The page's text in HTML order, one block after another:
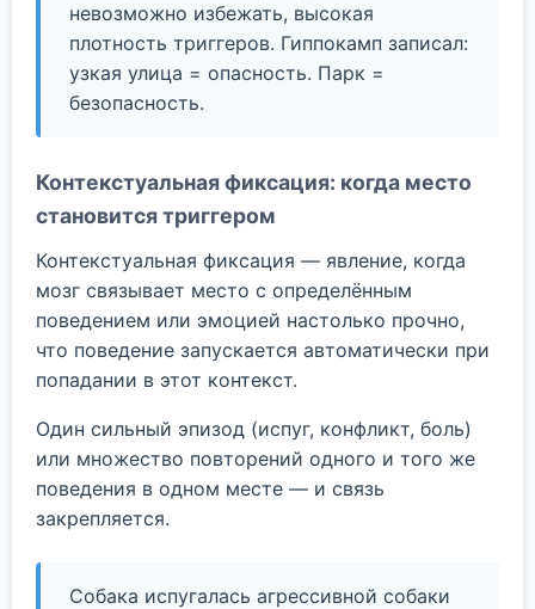
невозможно избежать, высокая
плотность триггеров. Гиппокамп записал:
узкая улица = опасность. Парк =
безопасность.
Контекстуальная фиксация: когда место
становится триггером
Контекстуальная фиксация — явление, когда
мозг связывает место с определённым
поведением или эмоцией настолько прочно,
что поведение запускается автоматически при
попадании в этот контекст.
Один сильный эпизод (испуг, конфликт, боль)
или множество повторений одного и того же
поведения в одном месте — и связь
закрепляется.
Собака испугалась агрессивной собаки